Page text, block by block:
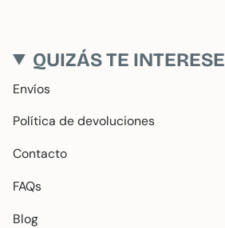
QUIZÁS TE INTERESE
Envíos
Política de devoluciones
Contacto
FAQs
Blog